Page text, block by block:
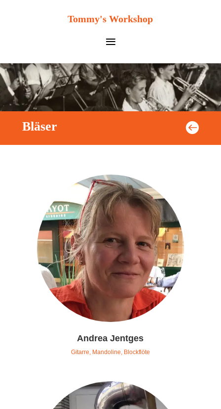
Tommy's Workshop
Bläser 
Andrea Jentges
Gitarre, Mandoline, Blockflöte